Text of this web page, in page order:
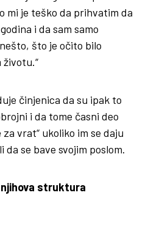
mi je teško da prihvatim da
i da sam samo
što je očito bilo
životu.“
činjenica da su ipak to
i da tome časni deo
vrat“ ukoliko im se daju
se bave svojim poslom.
struktura